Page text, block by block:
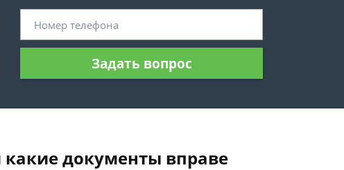
Задать вопрос
какие документы вправе